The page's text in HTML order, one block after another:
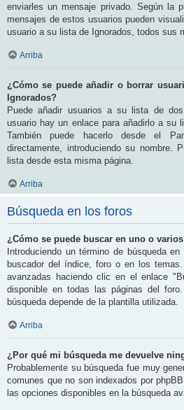
enviarles un mensaje privado. Según la
mensajes de estos usuarios pueden
usuario a su lista de Ignorados, todos sus
Arriba
¿Cómo se puede añadir o borrar
Ignorados?
Puede añadir usuarios a su lista de
usuario hay un enlace para añadirlo a su
También puede hacerlo desde el
directamente, introduciendo su nombre.
lista desde esta misma página.
Arriba
Búsqueda en los foros
¿Cómo se puede buscar en uno o
Introduciendo un término de búsqueda
buscador del índice, foro o en los
avanzadas haciendo clic en el enlace
disponible en todas las páginas del
búsqueda depende de la plantilla utilizada.
Arriba
¿Por qué mi búsqueda me devuelve
Probablemente su búsqueda fue muy
comunes que no son indexados por
las opciones disponibles en la búsqueda